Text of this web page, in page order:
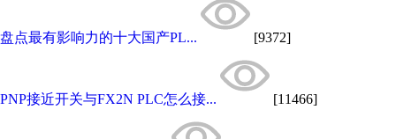
盘点最有影响力的十大国产PL... [9372]
PNP接近开关与FX2N PLC怎么接... [11466]